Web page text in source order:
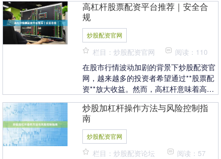
投资者提供了杠....
高杠杆股票配资平台推荐｜安全合
规
炒股配资官网
栏目：炒股配资官网 阅读：110
在股市行情波动加剧的背景下炒股配资官
网，越来越多的投资者希望通过**股票配
资**放大收益。然而，高杠杆意味着高风
关重要。....
炒股加杠杆操作方法与风险控制指
南
炒股配资官网
栏目：炒股配资论坛 阅读：57